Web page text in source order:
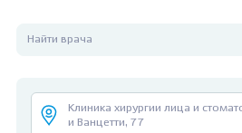
Клиника хирургии лица и
и Ванцетти, 77